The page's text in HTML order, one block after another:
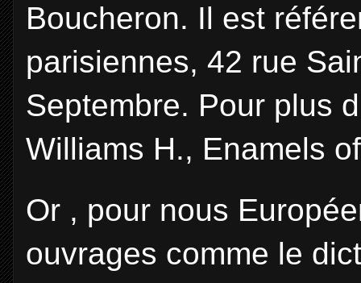
Boucheron. Il est
parisiennes, 42 rue
Septembre. Pour plus
Williams H., Enamels
Or , pour nous
ouvrages comme le